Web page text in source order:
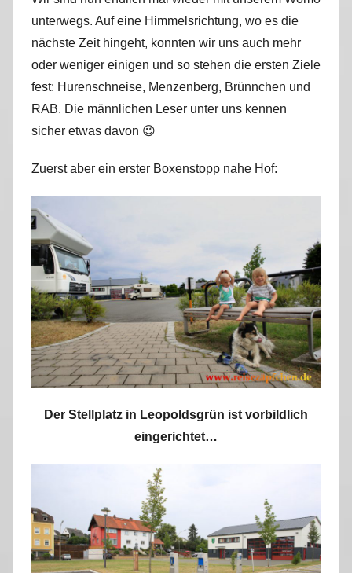
n
M
a
r
k
u
unterwegs. Auf eine Himmelsrichtung, wo es die
nächste Zeit hingeht, konnten wir uns auch mehr
oder weniger einigen und so stehen die ersten Ziele
fest: Hurenschneise, Menzenberg, Brünnchen und
RAB. Die männlichen Leser unter uns kennen
sicher etwas davon 😉
Zuerst aber ein erster Boxenstopp nahe Hof:
Der Stellplatz in Leopoldsgrün ist vorbildlich
eingerichtet…